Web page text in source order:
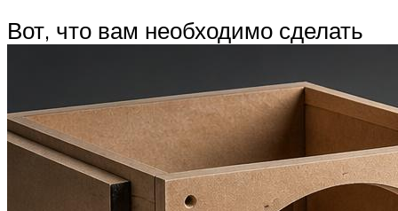
Вот, что вам необходимо сделать